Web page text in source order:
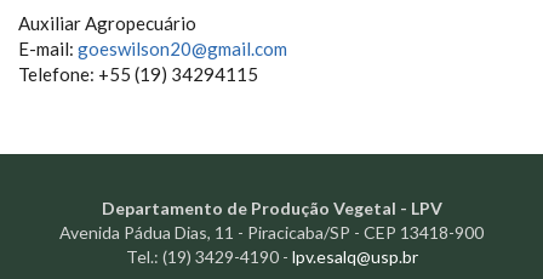
Auxiliar Agropecuário
E-mail: goeswilson20@gmail.com
Telefone: +55 (19) 34294115
Departamento de Produção Vegetal - LPV
Avenida Pádua Dias, 11 - Piracicaba/SP - CEP 13418-900
Tel.: (19) 3429-4190 - lpv.esalq@usp.br